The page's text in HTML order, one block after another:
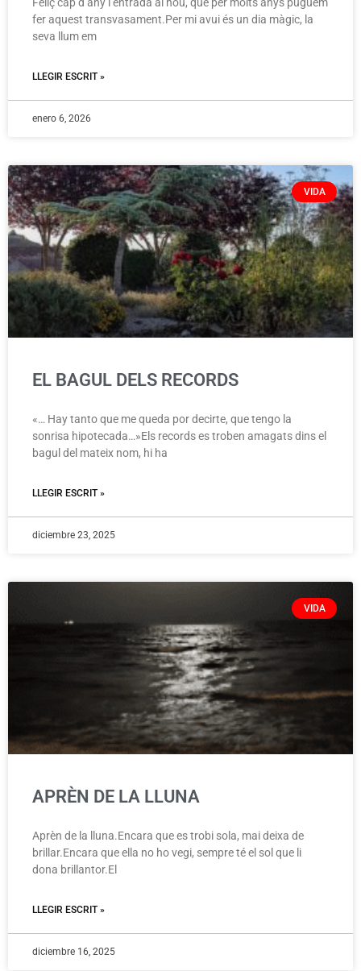
fer aquest transvasament.Per mi avui és un dia màgic, la
seva llum em
LLEGIR ESCRIT »
enero 6, 2026
VIDA
EL BAGUL DELS RECORDS
«… Hay tanto que me queda por decirte, que tengo la
sonrisa hipotecada…»Els records es troben amagats dins el
bagul del mateix nom, hi ha
LLEGIR ESCRIT »
diciembre 23, 2025
VIDA
APRÈN DE LA LLUNA
Aprèn de la lluna.Encara que es trobi sola, mai deixa de
brillar.Encara que ella no ho vegi, sempre té el sol que li
dona brillantor.El
LLEGIR ESCRIT »
diciembre 16, 2025